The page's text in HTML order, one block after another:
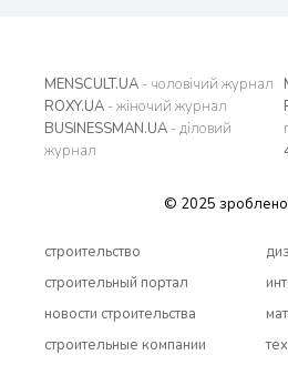
MENSCULT.UA - чоловічий журнал
ROXY.UA - жіночий журнал
BUSINESSMAN.UA - діловий
журнал
© 2025
строительство
строительный портал
новости строительства
строительные компании